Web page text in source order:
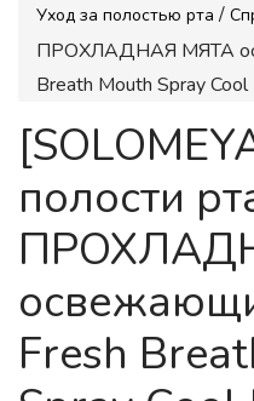
Уход за полостью рта /
ПРОХЛАДНАЯ МЯТА
Breath Mouth Spray
полости
Fresh